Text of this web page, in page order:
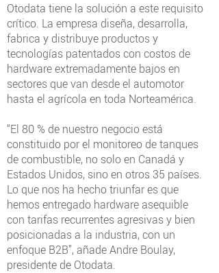
Otodata tiene la solución a este requisito
crítico. La empresa diseña, desarrolla,
fabrica y distribuye productos y
tecnologías patentados con costos de
hardware extremadamente bajos en
sectores que van desde el automotor
hasta el agrícola en toda Norteamérica.
“El 80 % de nuestro negocio está
constituido por el monitoreo de tanques
de combustible, no solo en Canadá y
Estados Unidos, sino en otros 35 países.
Lo que nos ha hecho triunfar es que
hemos entregado hardware asequible
con tarifas recurrentes agresivas y bien
posicionadas a la industria, con un
enfoque B2B”, añade Andre Boulay,
presidente de Otodata.